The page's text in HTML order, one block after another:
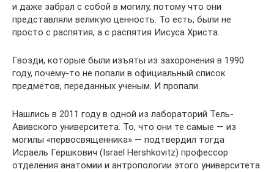
и даже забрал с собой в могилу, потому что они
представляли великую ценность. То есть, были не
просто с распятия, а с распятия Иисуса Христа.
Гвозди, которые были изъяты из захоронения в 1990
году, почему-то не попали в официальный список
предметов, переданных ученым. И пропали.
Нашлись в 2011 году в одной из лабораторий Тель-
Авивского университета. То, что они те самые — из
могилы «первосвященника» — подтвердил тогда
Исраель Гершкович (Israel Hershkovitz) профессор
отделения анатомии и антропологии этого университета